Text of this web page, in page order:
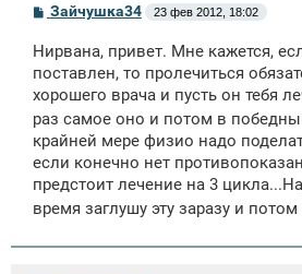
С
б
щ
н
и
Зайчушка34 23 фев 2012, 18:02
Нирвана, привет. Мне кажется,
поставлен, то пролечиться
хорошего врача и пусть он тебя
раз самое оно и потом в
крайней мере физио надо
если конечно нет
предстоит лечение на 3
время заглушу эту заразу и